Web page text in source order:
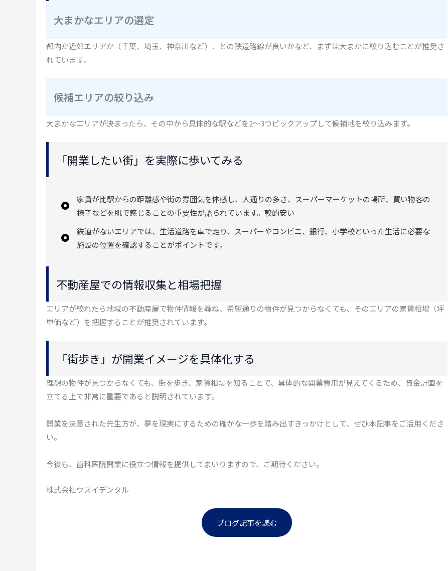
大まかなエリアの選定
都内か近郊エリアか（千葉、埼玉、神奈川など）、どの鉄道路線が良いかなど、まずは大まかに絞り込むことが推奨さ
れています。
候補エリアの絞り込み
大まかなエリアが決まったら、その中から具体的な駅などを2～3つピックアップして候補地を絞り込みます。
「開業したい街」を実際に歩いてみる
家賃が比駅からの距離感や街の雰囲気を体感し、人通りの多さ、スーパーマーケットの場所、買い物客の
様子などを肌で感じることの重要性が語られています。較的安い
鉄道がないエリアでは、生活道路を車で走り、スーパーやコンビニ、銀行、小学校といった生活に必要な
施設の位置を確認することがポイントです。
不動産屋での情報収集と相場把握
エリアが絞れたら地域の不動産屋で物件情報を尋ね、希望通りの物件が見つからなくても、そのエリアの家賃相場（坪
単価など）を把握することが推奨されています。
「街歩き」が開業イメージを具体化する
理想の物件が見つからなくても、街を歩き、家賃相場を知ることで、具体的な開業費用が見えてくるため、資金計画を
立てる上で非常に重要であると説明されています。
開業を決意された先生方が、夢を現実にするための確かな一歩を踏み出すきっかけとして、ぜひ本記事をご活用くださ
い。
今後も、歯科医院開業に役立つ情報を提供してまいりますので、ご期待ください。
株式会社ウスイデンタル
ブログ記事を読む